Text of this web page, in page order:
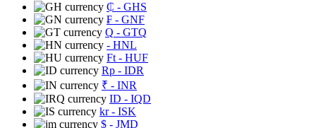
₵ - GHS
₣ - GNF
Q - GTQ
- HNL
Ft - HUF
Rp - IDR
₹ - INR
ID - IQD
kr- ISK
$ - JMD